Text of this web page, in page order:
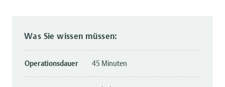
Was Sie wissen müssen:
Operationsdauer 45 Minuten